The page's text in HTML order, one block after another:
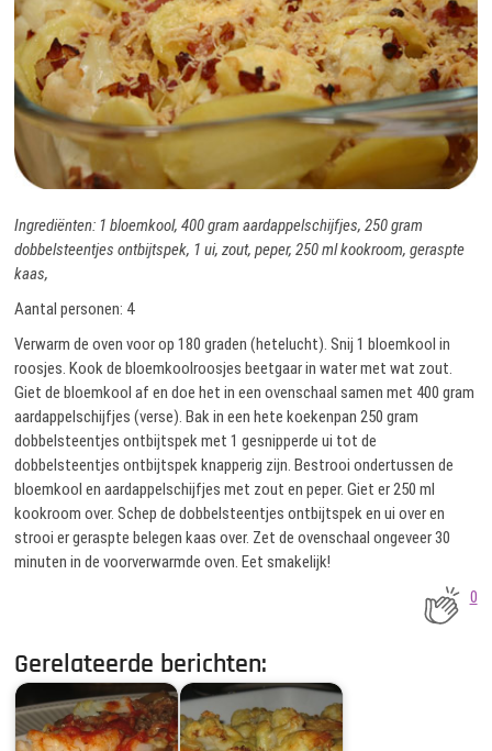
Ingrediënten: 1 bloemkool, 400 gram aardappelschijfjes, 250 gram
dobbelsteentjes ontbijtspek, 1 ui, zout, peper, 250 ml kookroom, geraspte
kaas,
Aantal personen: 4
Verwarm de oven voor op 180 graden (hetelucht). Snij 1 bloemkool in
roosjes. Kook de bloemkoolroosjes beetgaar in water met wat zout.
Giet de bloemkool af en doe het in een ovenschaal samen met 400 gram
aardappelschijfjes (verse). Bak in een hete koekenpan 250 gram
dobbelsteentjes ontbijtspek met 1 gesnipperde ui tot de
dobbelsteentjes ontbijtspek knapperig zijn. Bestrooi ondertussen de
bloemkool en aardappelschijfjes met zout en peper. Giet er 250 ml
kookroom over. Schep de dobbelsteentjes ontbijtspek en ui over en
strooi er geraspte belegen kaas over. Zet de ovenschaal ongeveer 30
minuten in de voorverwarmde oven. Eet smakelijk!
0
Gerelateerde berichten: